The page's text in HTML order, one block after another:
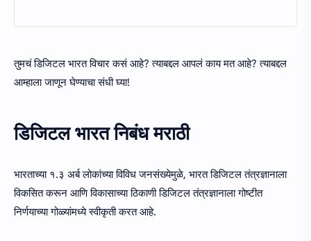
तुमचं डिजिटल भारत विचार कसं आहे? त्याबद्दल आपलं काय मत आहे? त्याबद्दल
आम्हाला जाणून घेण्याचा संधी घ्या!
डिजिटल भारत निबंध मराठी
भारताच्या १.३ अर्ब लोकांच्या विविध जनसंख्येमुळे, भारत डिजिटल तंत्रज्ञानाला
विकसित करून आणि विकासाच्या ठिकाणी डिजिटल तंत्रज्ञानाला गोष्टीत
निर्णयाच्या गोळ्यांमध्ये स्वीकृती करत आहे.